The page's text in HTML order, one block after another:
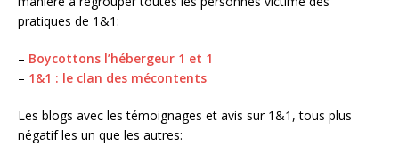
pratiques de 1&1:
– Boycottons l’hébergeur 1 et 1
– 1&1 : le clan des mécontents
Les blogs avec les témoignages et avis sur 1&1, tous plus
négatif les un que les autres: